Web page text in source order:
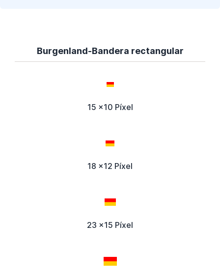
Burgenland-Bandera rectangular
15 x10 Píxel
18 x12 Píxel
23 x15 Píxel